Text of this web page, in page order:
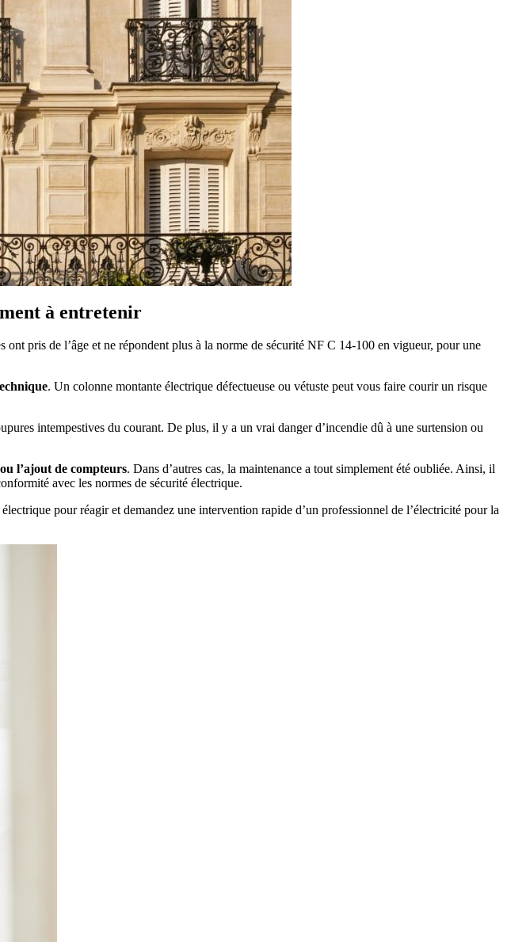
à entretenir
pris de l’âge et ne répondent plus à la norme de sécurité NF C 14-100 en vigueur, pour une
. Un colonne montante électrique défectueuse ou vétuste peut vous faire courir un risque
intempestives du courant. De plus, il y a un vrai danger d’incendie dû à une surtension ou
l’ajout de compteurs. Dans d’autres cas, la maintenance a tout simplement été oubliée. Ainsi, il
avec les normes de sécurité électrique.
pour réagir et demandez une intervention rapide d’un professionnel de l’électricité pour la